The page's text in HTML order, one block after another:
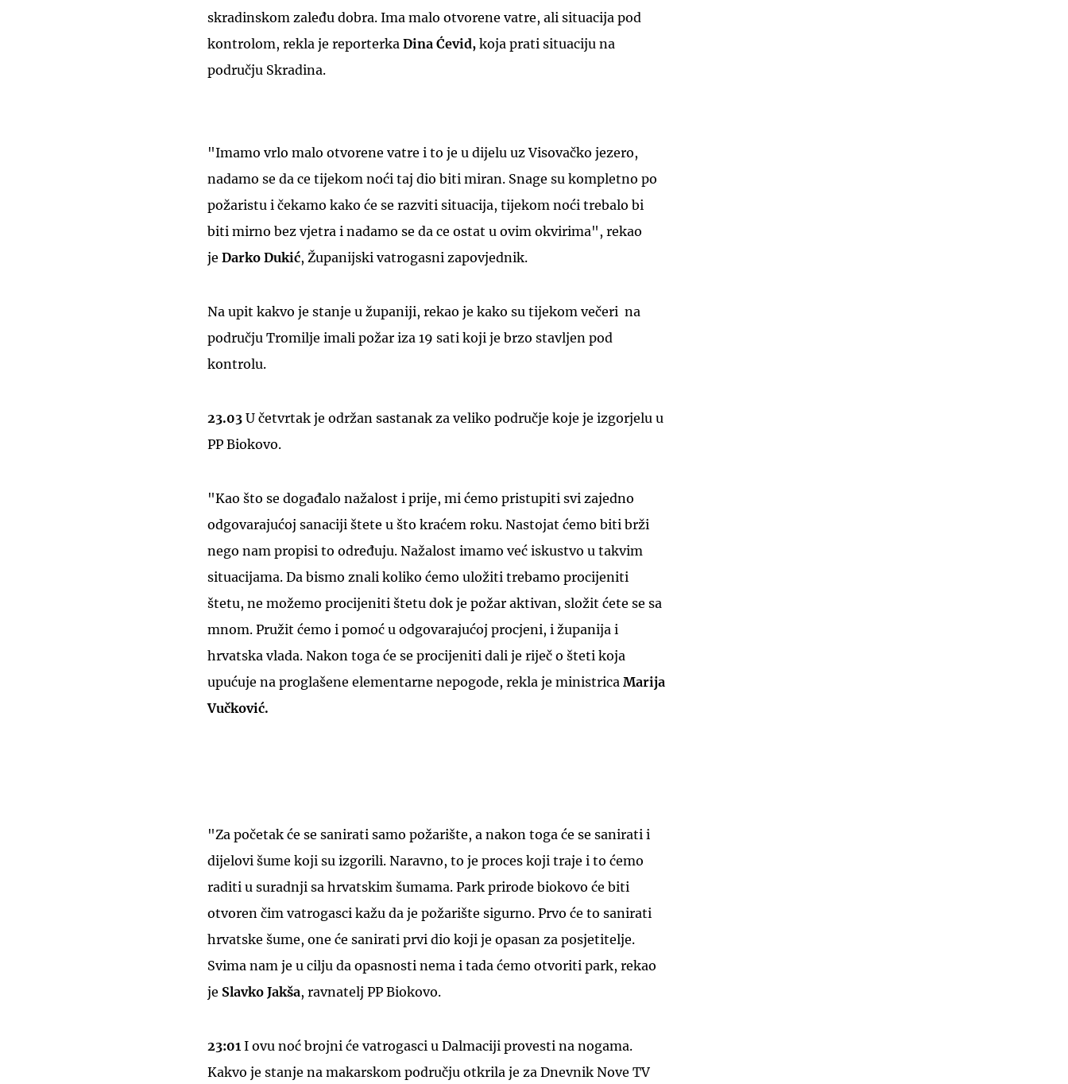
skradinskom zaleđu dobra. Ima malo otvorene vatre, ali situacija pod
kontrolom, rekla je reporterka Dina Ćevid, koja prati situaciju na
području Skradina.
"Imamo vrlo malo otvorene vatre i to je u dijelu uz Visovačko jezero,
nadamo se da ce tijekom noći taj dio biti miran. Snage su kompletno po
požaristu i čekamo kako će se razviti situacija, tijekom noći trebalo bi
biti mirno bez vjetra i nadamo se da ce ostat u ovim okvirima", rekao
je Darko Dukić, Županijski vatrogasni zapovjednik.
Na upit kakvo je stanje u županiji, rekao je kako su tijekom večeri na
području Tromilje imali požar iza 19 sati koji je brzo stavljen pod
kontrolu.
23.03 U četvrtak je održan sastanak za veliko područje koje je izgorjelu u
PP Biokovo.
"Kao što se događalo nažalost i prije, mi ćemo pristupiti svi zajedno
odgovarajućoj sanaciji štete u što kraćem roku. Nastojat ćemo biti brži
nego nam propisi to određuju. Nažalost imamo već iskustvo u takvim
situacijama. Da bismo znali koliko ćemo uložiti trebamo procijeniti
štetu, ne možemo procijeniti štetu dok je požar aktivan, složit ćete se sa
mnom. Pružit ćemo i pomoć u odgovarajućoj procjeni, i županija i
hrvatska vlada. Nakon toga će se procijeniti dali je riječ o šteti koja
upućuje na proglašene elementarne nepogode, rekla je ministrica Marija
Vučković.
"Za početak će se sanirati samo požarište, a nakon toga će se sanirati i
dijelovi šume koji su izgorili. Naravno, to je proces koji traje i to ćemo
raditi u suradnji sa hrvatskim šumama. Park prirode biokovo će biti
otvoren čim vatrogasci kažu da je požarište sigurno. Prvo će to sanirati
hrvatske šume, one će sanirati prvi dio koji je opasan za posjetitelje.
Svima nam je u cilju da opasnosti nema i tada ćemo otvoriti park, rekao
je Slavko Jakša, ravnatelj PP Biokovo.
23:01 I ovu noć brojni će vatrogasci u Dalmaciji provesti na nogama.
Kakvo je stanje na makarskom području otkrila je za Dnevnik Nove TV
UKLJUČITE NOTIFIKACIJE